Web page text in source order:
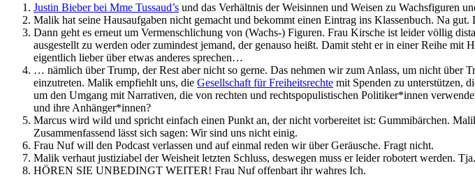
Justin Bieber bei Mme Tussaud’s und das Verhältnis der Weisinnen und Weisen zu Wachsfiguren
Malik hat seine Hausaufgaben nicht gemacht und bekommt einen Eintrag ins Klassenbuch. Na gut.
Dann geht es erneut um Vermenschlichung von (Wachs-) Figuren. Frau Kirsche ist leider völlig
ausgestellt zu werden oder zumindest jemand, der genauso heißt. Damit steht er in einer Reihe
eigentlich lieber über etwas anderes sprechen…
… nämlich über Trump, der Rest aber nicht so gerne. Das nehmen wir zum Anlass, um nicht über
einzutreten. Malik empfiehlt uns, die Gesellschaft für Freiheitsrechte mit Spenden zu unterstützen,
um den Umgang mit Narrativen, die von rechten und rechtspopulistischen Politiker*innen
und ihre Anhänger*innen?
Marcus wird wild und spricht einfach einen Punkt an, der nicht vorbereitet ist: Gummibärchen.
Zusammenfassend lässt sich sagen: Wir sind uns nicht einig.
Frau Nuf will den Podcast verlassen und auf einmal reden wir über Geräusche. Fragt nicht.
Malik verhaut justiziabel der Weisheit letzten Schluss, deswegen muss er leider robotert werden. Tja.
HÖREN SIE UNBEDINGT WEITER! Frau Nuf offenbart ihr wahres Ich.